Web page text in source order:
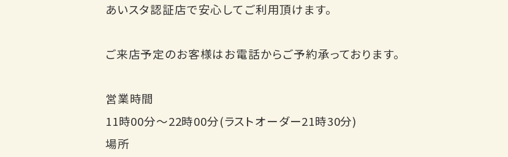
あいスタ認証店で安心してご利用頂けます。
ご来店予定のお客様はお電話からご予約承っております。
営業時間
11時00分〜22時00分(ラストオーダー21時30分)
場所